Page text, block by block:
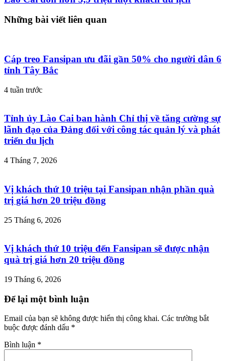
Những bài viết liên quan
Cáp treo Fansipan ưu đãi gần 50% cho người dân 6
tỉnh Tây Bắc
4 tuần trước
Tỉnh ủy Lào Cai ban hành Chỉ thị về tăng cường sự
lãnh đạo của Đảng đối với công tác quản lý và phát
triển du lịch
4 Tháng 7, 2026
Vị khách thứ 10 triệu tại Fansipan nhận phần quà
trị giá hơn 20 triệu đồng
25 Tháng 6, 2026
Vị khách thứ 10 triệu đến Fansipan sẽ được nhận
quà trị giá hơn 20 triệu đồng
19 Tháng 6, 2026
Để lại một bình luận
Email của bạn sẽ không được hiển thị công khai. Các trường bắt
buộc được đánh dấu *
Bình luận *